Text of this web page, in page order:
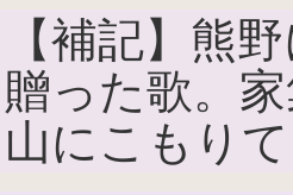
【補記】熊
贈った歌。
山にこもり